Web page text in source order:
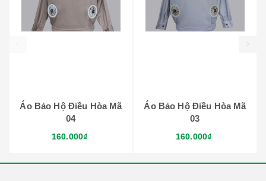
Áo Bảo Hộ Điều Hòa Mã
04
160.000₫
Áo Bảo Hộ Điều Hòa Mã
03
160.000₫